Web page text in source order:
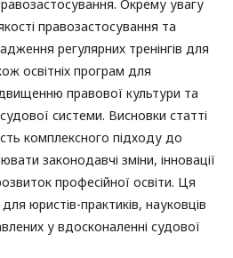
Окрему увагу
правозастосування та
регулярних тренінгів для
освітніх програм для
правової культури та
системи. Висновки статті
комплексного підходу до
законодавчі зміни, інновації
професійної освіти. Ця
юристів-практиків, науковців
у вдосконаленні судової